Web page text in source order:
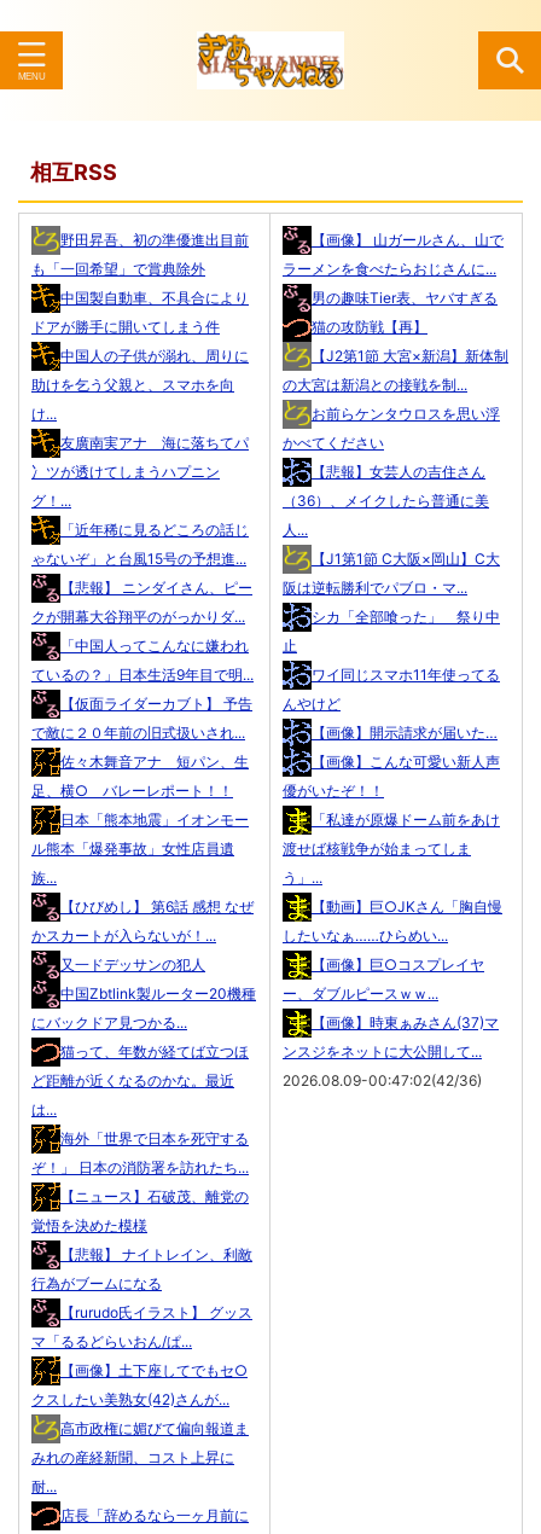
検索
相互RSS
野田昇吾、初の準優進出目前
も「一回希望」で賞典除外
中国製自動車、不具合により
ドアが勝手に開いてしまう件
中国人の子供が溺れ、周りに
助けを乞う父親と、スマホを向
け...
友廣南実アナ 海に落ちてパ
冫ツが透けてしまうハプニン
グ！...
「近年稀に見るどころの話じ
ゃないぞ」と台風15号の予想進...
【悲報】 ニンダイさん、ピー
クが開幕大谷翔平のがっかりダ...
「中国人ってこんなに嫌われ
ているの？」日本生活9年目で明...
【仮面ライダーカブト】 予告
で敵に２０年前の旧式扱いされ...
佐々木舞音アナ 短パン、生
足、横○ バレーレポート！！
日本「熊本地震」イオンモー
ル熊本「爆発事故」女性店員遺
族...
【ひびめし】 第6話 感想 なぜ
かスカートが入らないが！...
又一ドデッサンの犯人
中国Zbtlink製ルーター20機種
にバックドア見つかる...
猫って、年数が経てば立つほ
ど距離が近くなるのかな。最近
は...
海外「世界で日本を死守する
ぞ！」 日本の消防署を訪れたち...
【ニュース】石破茂、離党の
覚悟を決めた模様
【悲報】 ナイトレイン、利敵
行為がブームになる
【rurudo氏イラスト】 グッス
マ「るるどらいおん/ぱ...
【画像】土下座してでもセ○
クスしたい美熟女(42)さんが...
高市政権に媚びて偏向報道ま
みれの産経新聞、コスト上昇に
耐...
店長「辞めるなら一ヶ月前に
【画像】 山ガールさん、山で
ラーメンを食べたらおじさんに...
男の趣味Tier表、ヤバすぎる
猫の攻防戦【再】
【J2第1節 大宮×新潟】新体制
の大宮は新潟との接戦を制...
お前らケンタウロスを思い浮
かべてください
【悲報】女芸人の吉住さん
（36）、メイクしたら普通に美
人...
【J1第1節 C大阪×岡山】C大
阪は逆転勝利でパブロ・マ...
シカ「全部喰った」 祭り中
止
ワイ同じスマホ11年使ってる
んやけど
【画像】開示請求が届いた…
【画像】こんな可愛い新人声
優がいたぞ！！
「私達が原爆ドーム前をあけ
渡せば核戦争が始まってしま
う」...
【動画】巨○JKさん「胸自慢
したいなぁ……ひらめい...
【画像】巨○コスプレイヤ
ー、ダブルピースｗｗ...
【画像】時東ぁみさん(37)マ
ンスジをネットに大公開して...
2026.08.09-00:47:02(42/36)